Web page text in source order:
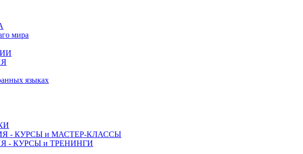
мира
языках
- КУРСЫ и МАСТЕР-КЛАССЫ
- КУРСЫ и ТРЕНИНГИ